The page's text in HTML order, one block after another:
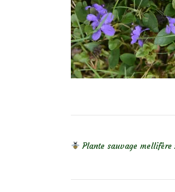
Plante sauvage